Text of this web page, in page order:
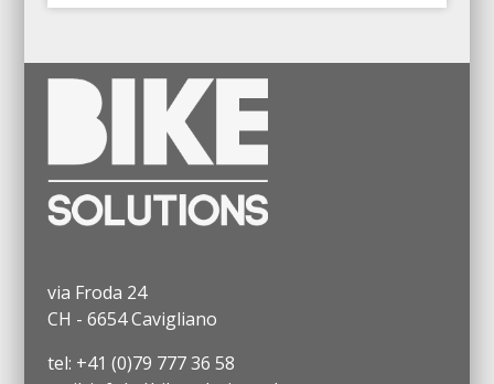
via Froda 24
CH - 6654 Cavigliano
tel: +41 (0)79 777 36 58